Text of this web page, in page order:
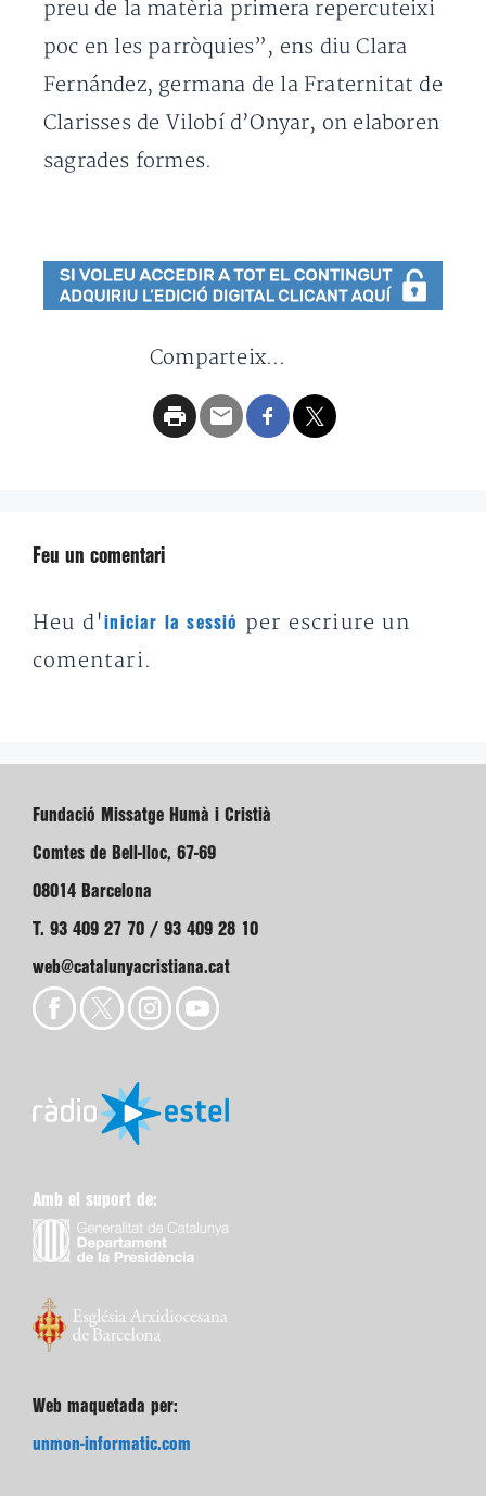
preu de la matèria primera repercuteixi
poc en les parròquies”, ens diu Clara
Fernández, germana de la Fraternitat de
Clarisses de Vilobí d’Onyar, on elaboren
sagrades formes.
Comparteix...
Feu un comentari
Heu d'iniciar la sessió
per escriure un
comentari.
Fundació Missatge Humà i Cristià
Comtes de Bell-lloc, 67-69
08014 Barcelona
T. 93 409 27 70 / 93 409 28 10
web@catalunyacristiana.cat
Amb el suport de:
Web maquetada per:
unmon-informatic.com